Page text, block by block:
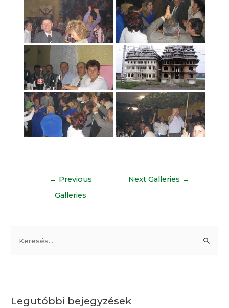
← Previous
Galleries
Next Galleries →
Legutóbbi bejegyzések